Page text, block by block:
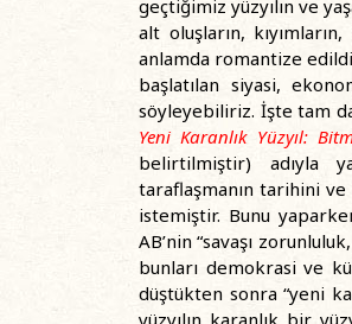
geçtiğimiz yüzyılın ve
alt oluşların,
anlamda romantize
başlatılan siyasi,
söyleyebiliriz. İşte tam
Yeni Karanlık Yüzyıl:
belirtilmiştir) adıyla
taraflaşmanın tarihini ve
istemiştir. Bunu
AB’nin “savaşı
bunları demokrasi ve
düştükten sonra “yeni
yüzyılın karanlık bir